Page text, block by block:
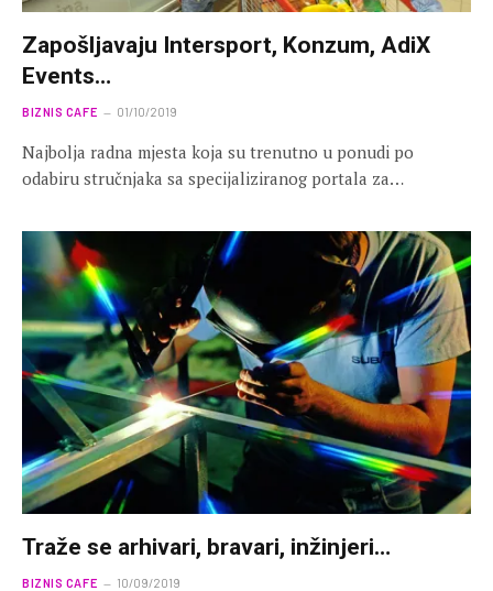
Zapošljavaju Intersport, Konzum, AdiX
Events…
BIZNIS CAFE 01/10/2019
Najbolja radna mjesta koja su trenutno u ponudi po
odabiru stručnjaka sa specijaliziranog portala za…
Traže se arhivari, bravari, inžinjeri…
BIZNIS CAFE 10/09/2019